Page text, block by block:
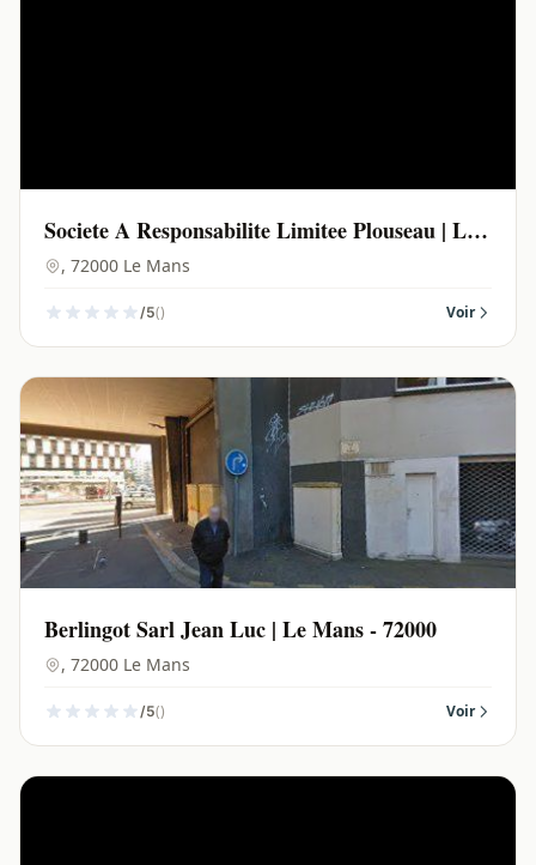
Societe A Responsabilite Limitee Plouseau | Le
Mans - 72000
, 72000 Le Mans
/5() Voir
Berlingot Sarl Jean Luc | Le Mans - 72000
, 72000 Le Mans
/5() Voir